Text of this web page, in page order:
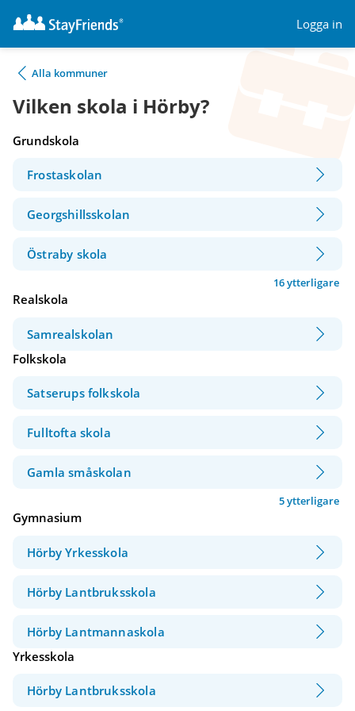
Logga in
Alla kommuner
Vilken skola i Hörby?
Grundskola
Frostaskolan
Georgshillsskolan
Östraby skola
16 ytterligare
Realskola
Samrealskolan
Folkskola
Satserups folkskola
Fulltofta skola
Gamla småskolan
5 ytterligare
Gymnasium
Hörby Yrkesskola
Hörby Lantbruksskola
Hörby Lantmannaskola
Yrkesskola
Hörby Lantbruksskola